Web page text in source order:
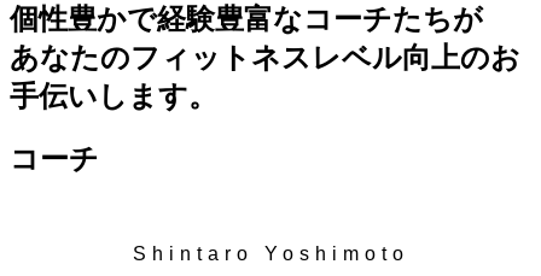
個性豊かで経験豊富なコーチたちが
あなたのフィットネスレベル向上のお
手伝いします。
コーチ
Shintaro Yoshimoto